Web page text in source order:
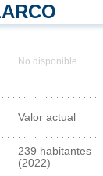
No disponible
Valor actual
239 habitantes
(2022)